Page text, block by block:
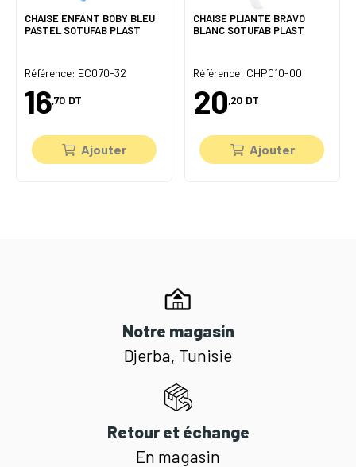
CHAISE ENFANT BOBY BLEU
PASTEL SOTUFAB PLAST
Référence: EC070-32
16,70 DT
Ajouter
CHAISE PLIANTE BRAVO
BLANC SOTUFAB PLAST
Référence: CHP010-00
20,20 DT
Ajouter
Notre magasin
Djerba, Tunisie
Retour et échange
En magasin